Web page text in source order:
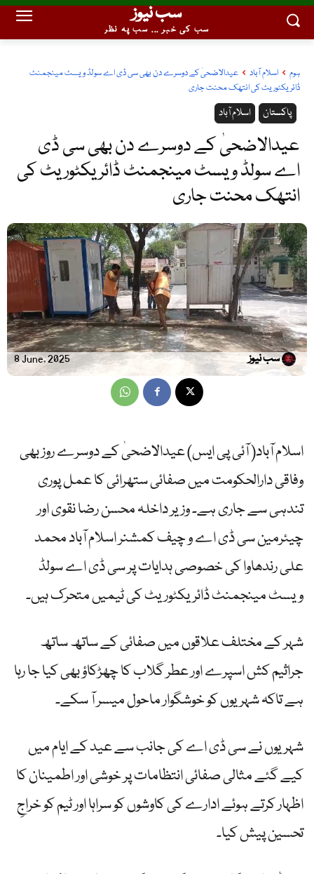
سب نیوز
سب کی خبر ... سب پہ نظر
ہوم اسلام آباد
عیدالاضحیٰ کے دوسرے دن بھی سی ڈی اے سولڈ ویسٹ مینجمنٹ
ڈائریکٹوریٹ کی انتھک محنت جاری
اسلام آباد پاکستان
عیدالاضحیٰ کے دوسرے دن بھی سی ڈی
اے سولڈ ویسٹ مینجمنٹ ڈائریکٹوریٹ کی
انتھک محنت جاری
8 June, 2025 سب نیوز
اسلام آباد( آئی پی ایس) عیدالاضحیٰ کے دوسرے روز بھی
وفاقی دارالحکومت میں صفائی ستھرائی کا عمل پوری
تندہی سے جاری ہے۔ وزیر داخلہ محسن رضا نقوی اور
چیئرمین سی ڈی اے و چیف کمشنر اسلام آباد محمد
علی رندھاوا کی خصوصی ہدایات پر سی ڈی اے سولڈ
ویسٹ مینجمنٹ ڈائریکٹوریٹ کی ٹیمیں متحرک ہیں۔
شہر کے مختلف علاقوں میں صفائی کے ساتھ ساتھ
جراثیم کش اسپرے اور عطر گلاب کا چھڑکاؤ بھی کیا جا رہا
ہے تاکہ شہریوں کو خوشگوار ماحول میسر آ سکے۔
شہریوں نے سی ڈی اے کی جانب سے عید کے ایام میں
کیے گئے مثالی صفائی انتظامات پر خوشی اور اطمینان کا
اظہار کرتے ہوئے ادارے کی کاوشوں کو سراہا اور ٹیم کو خراجِ
تحسین پیش کیا۔